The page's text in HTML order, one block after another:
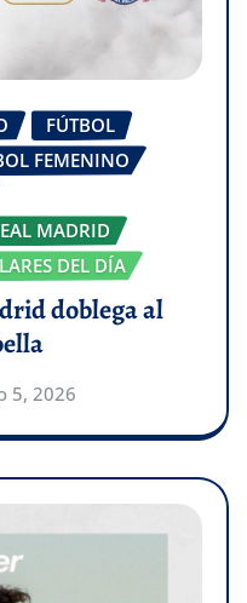
FÚTBOL
FEMENINO
MADRID
DEL DÍA
doblega al
5, 2026